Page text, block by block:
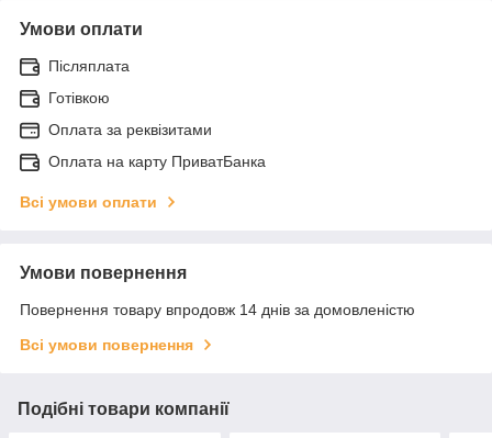
Умови оплати
Післяплата
Готівкою
Оплата за реквізитами
Оплата на карту ПриватБанка
Всі умови оплати
Умови повернення
Повернення товару впродовж 14 днів за домовленістю
Всі умови повернення
Подібні товари компанії